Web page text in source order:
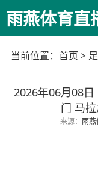
雨燕体育直
当前位置： 首页 >
2026年06月08日
门 马
来源： 雨燕